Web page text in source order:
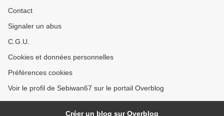
Contact
Signaler un abus
C.G.U.
Cookies et données personnelles
Préférences cookies
Voir le profil de Sebiwan67 sur le portail Overblog
Créer un blog sur Overblog